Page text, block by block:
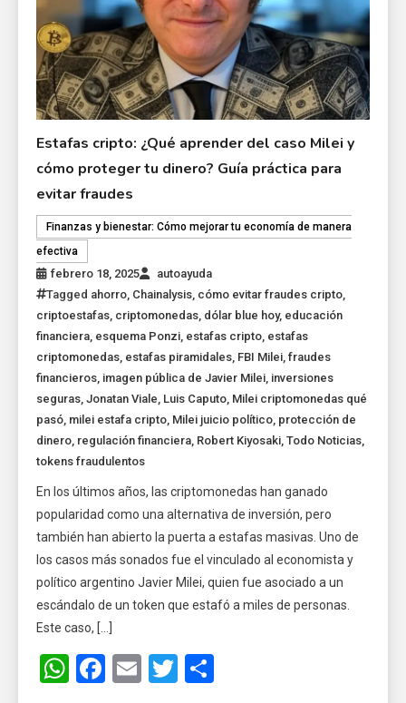
Estafas cripto: ¿Qué aprender del caso Milei y
cómo proteger tu dinero? Guía práctica para
evitar fraudes
Finanzas y bienestar: Cómo mejorar tu economía de manera
efectiva
febrero 18, 2025
autoayuda
Tagged ahorro, Chainalysis, cómo evitar fraudes cripto,
criptoestafas, criptomonedas, dólar blue hoy, educación
financiera, esquema Ponzi, estafas cripto, estafas
criptomonedas, estafas piramidales, FBI Milei,fraudes
financieros, imagen pública de Javier Milei, inversiones
seguras,Jonatan Viale, Luis Caputo, Milei criptomonedas qué
pasó, milei estafa cripto, Milei juicio político, protección de
dinero, regulación financiera, Robert Kiyosaki,Todo Noticias,
tokens fraudulentos
En los últimos años, las criptomonedas han ganado
popularidad como una alternativa de inversión, pero
también han abierto la puerta a estafas masivas. Uno de
los casos más sonados fue el vinculado al economista y
político argentino Javier Milei, quien fue asociado a un
escándalo de un token que estafó a miles de personas.
Este caso, […]
WhatsApp
Facebook
EmailTwitter